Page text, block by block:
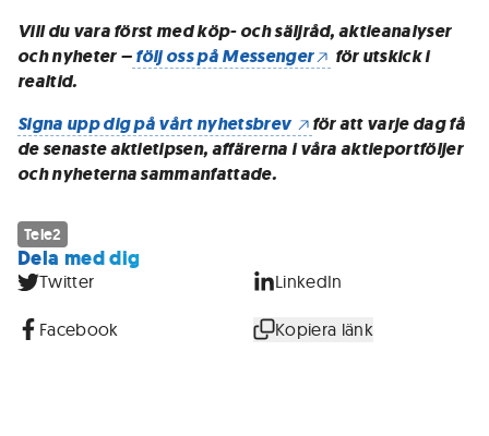
Vill du vara först med köp- och säljråd, aktieanalyser
och nyheter –följ oss på Messenger
för utskick i
realtid.
Signa upp dig på vårt nyhetsbrev
för att varje dag få
de senaste aktietipsen, affärerna i våra aktieportföljer
och nyheterna sammanfattade.
Tele2
Dela med dig
Twitter LinkedIn
Facebook Kopiera länk